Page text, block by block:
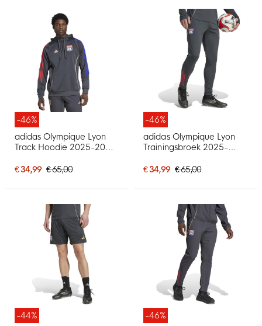
-46%
adidas Olympique Lyon
Track Hoodie 2025-2026
Blauw
€ 34,99 € 65,00
-46%
adidas Olympique Lyon
Trainingsbroek 2025-
Rood Blauw
€ 34,99 € 65,00
-44%
-46%